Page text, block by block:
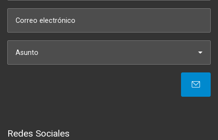
Asunto
Redes Sociales